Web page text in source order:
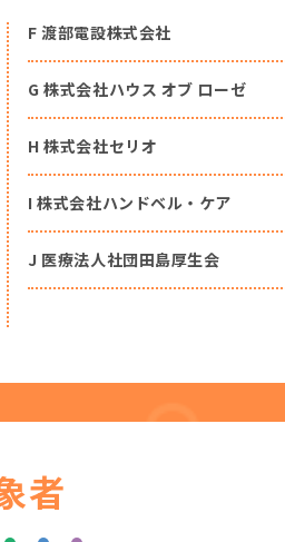
F 渡部電設株式会社
G 株式会社ハウス オブ ローゼ
H 株式会社セリオ
I 株式会社ハンドベル・ケア
J 医療法人社団田島厚生会
者